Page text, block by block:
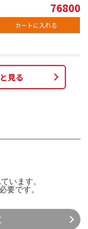
76800
カートに入れる
見る
います。
要です。